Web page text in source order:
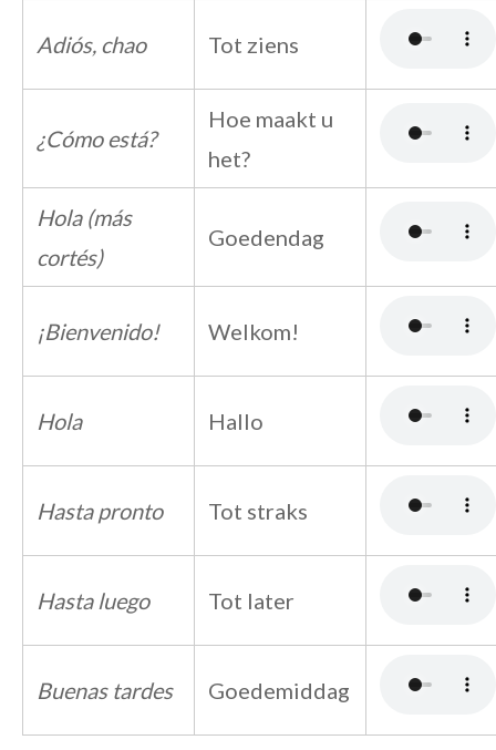
Adiós, chao Tot ziens
¿Cómo está?
Hoe maakt u
het?
Hola (más
cortés)
Goedendag
¡Bienvenido! Welkom!
Hola Hallo
Hasta pronto Tot straks
Hasta luego Tot later
Buenas tardes Goedemiddag